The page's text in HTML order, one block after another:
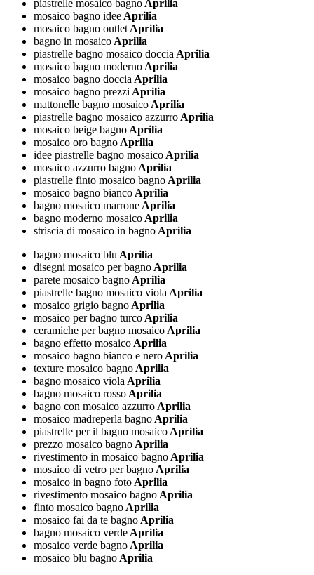
piastrelle mosaico bagnoAprilia
mosaico bagno ideeAprilia
mosaico bagno outletAprilia
bagno in mosaicoAprilia
piastrelle bagno mosaico docciaAprilia
mosaico bagno modernoAprilia
mosaico bagno docciaAprilia
mosaico bagno prezziAprilia
mattonelle bagno mosaicoAprilia
piastrelle bagno mosaico azzurroAprilia
mosaico beige bagnoAprilia
mosaico oro bagnoAprilia
idee piastrelle bagno mosaicoAprilia
mosaico azzurro bagnoAprilia
piastrelle finto mosaico bagnoAprilia
mosaico bagno biancoAprilia
bagno mosaico marroneAprilia
bagno moderno mosaicoAprilia
striscia di mosaico in bagnoAprilia
bagno mosaico bluAprilia
disegni mosaico per bagnoAprilia
parete mosaico bagnoAprilia
piastrelle bagno mosaico violaAprilia
mosaico grigio bagnoAprilia
mosaico per bagno turcoAprilia
ceramiche per bagno mosaicoAprilia
bagno effetto mosaicoAprilia
mosaico bagno bianco e neroAprilia
texture mosaico bagnoAprilia
bagno mosaico violaAprilia
bagno mosaico rossoAprilia
bagno con mosaico azzurroAprilia
mosaico madreperla bagnoAprilia
piastrelle per il bagno mosaicoAprilia
prezzo mosaico bagnoAprilia
rivestimento in mosaico bagnoAprilia
mosaico di vetro per bagnoAprilia
mosaico in bagno fotoAprilia
rivestimento mosaico bagnoAprilia
finto mosaico bagnoAprilia
mosaico fai da te bagnoAprilia
bagno mosaico verdeAprilia
mosaico verde bagnoAprilia
mosaico blu bagnoAprilia